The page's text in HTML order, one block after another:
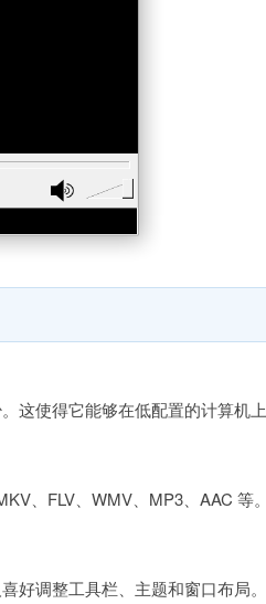
使得它能够在低配置的计算机上
、FLV、WMV、MP3、AAC 等。
调整工具栏、主题和窗口布局。